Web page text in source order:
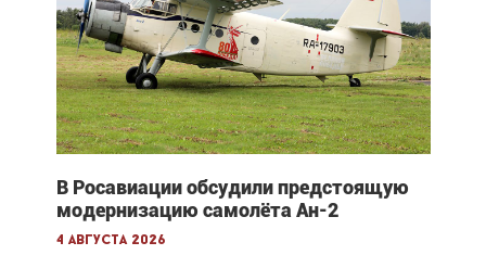
В Росавиации обсудили предстоящую
модернизацию самолёта Ан-2
4 августа 2026